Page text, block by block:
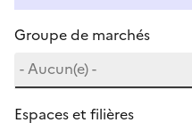
Groupe de marchés
Espaces et filières